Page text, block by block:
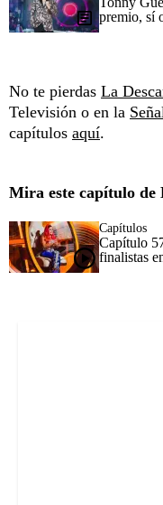
premio, sí
No te pierdas La
Televisión o en la
capítulos aquí.
Mira este capítulo de
Capítulos
Capítulo
finalistas